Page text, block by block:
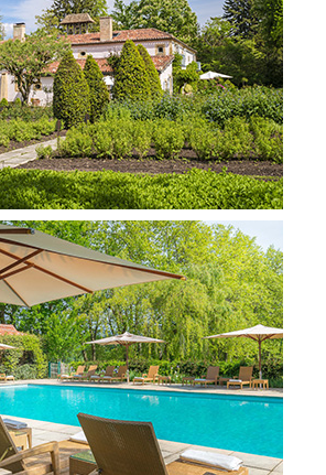
SERVICES
ÉQUIPE
ET RÉFÉRENCES
FRANÇAISE
INTERNATIONALE